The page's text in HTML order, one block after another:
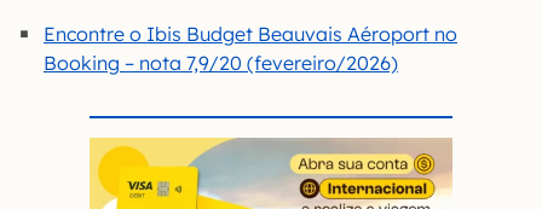
Encontre o Ibis Budget Beauvais Aéroport no
Booking – nota 7,9/20 (fevereiro/2026)